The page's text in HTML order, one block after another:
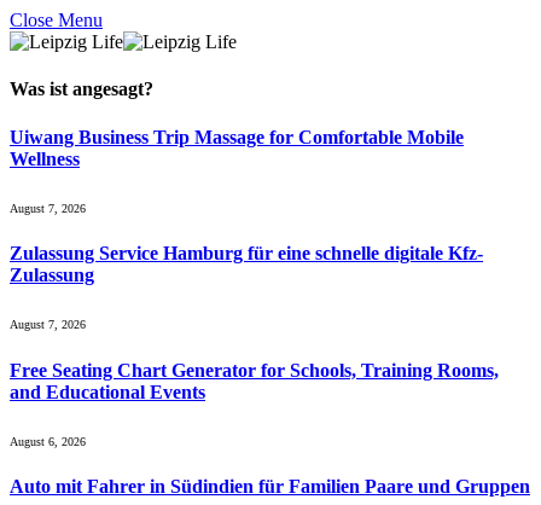
Close Menu
Was ist angesagt?
Uiwang Business Trip Massage for Comfortable Mobile
Wellness
August 7, 2026
Zulassung Service Hamburg für eine schnelle digitale Kfz-
Zulassung
August 7, 2026
Free Seating Chart Generator for Schools, Training Rooms,
and Educational Events
August 6, 2026
Auto mit Fahrer in Südindien für Familien Paare und Gruppen